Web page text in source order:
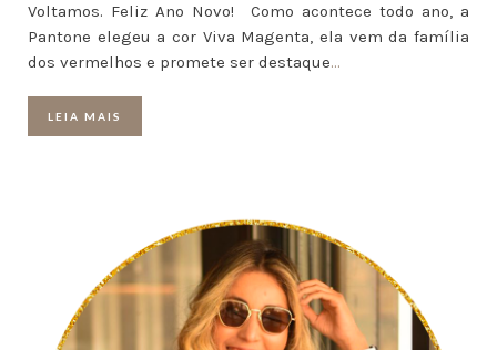
Voltamos. Feliz Ano Novo! Como acontece todo ano, a
Pantone elegeu a cor Viva Magenta, ela vem da família
dos vermelhos e promete ser destaque…
LEIA MAIS